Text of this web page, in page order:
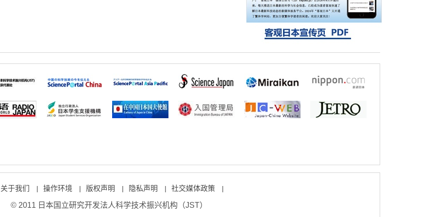
经济・社会
【AI法上篇】如何对“将人生交给AI”保持危机
感——中央大学平野晋教授专访
关于我们 | 操作环境 | 版权声明 | 隐私声明 | 社交媒体政策 |
© 2011 日本国立研究开发法人科学技术振兴机构（JST）